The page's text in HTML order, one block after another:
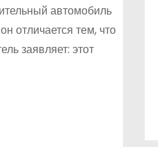
автомобиль
отличается тем, что
заявляет: этот